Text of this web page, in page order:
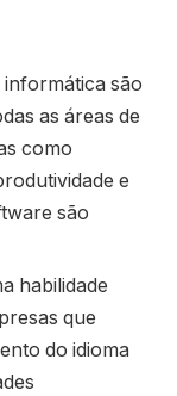
são
as áreas de
como
e
são
habilidade
que
do idioma